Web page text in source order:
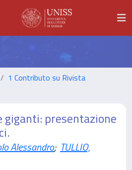
1 Contributo su Rivista
giganti: presentazione
Alessandro; TULLIO,